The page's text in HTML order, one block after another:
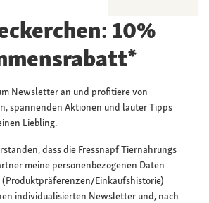
10%
Newsletter an und profitiere von
spannenden Aktionen und lauter Tipps
Liebling.
dass die Fressnapf Tiernahrungs
meine personenbezogenen Daten
Einkaufshistorie)
individualisierten Newsletter und, nach